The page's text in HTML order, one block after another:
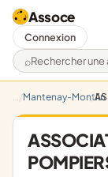
Assoce
Rechercher
Connexion
Mantenay-Montlin